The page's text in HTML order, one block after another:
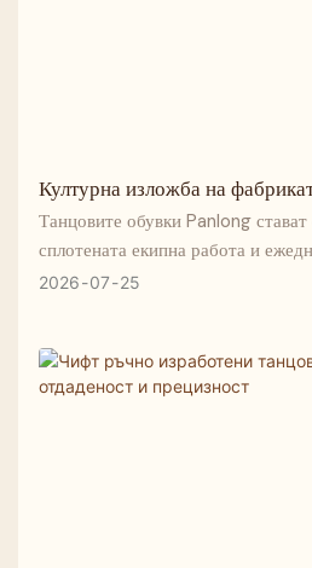
Културна изложба на
Панлонг
Танцовите обувки Panlong
сплотената екипна работа и
целия персонал .
2026 07 25